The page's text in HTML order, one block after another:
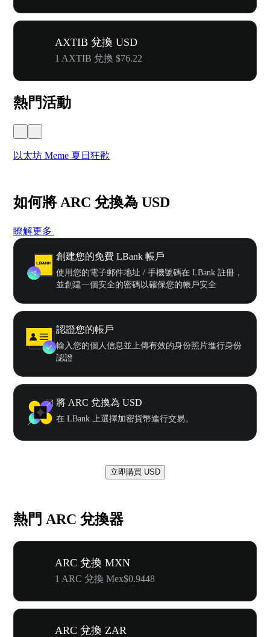
AXTIB 兌換 USD
1 AXTIB 兌換 $76.22
熱門活動
以太坊 Meme 夏日狂歡
如何將 ARC 兌換為 USD
瞭解更多
創建您的免費 LBank 帳戶
使用您的電子郵件地址 / 手機號碼在 LBank 註冊，
並創建一個安全的密碼以確保您的帳戶安全
認證您的帳戶
輸入您的個人信息並上傳有效的身份照片進行身份
認證
將 ARC 兌換為 USD
在 LBank 上選擇加密貨幣進行交易。
立即購買 USD
熱門 ARC 兌換器
ARC 兌換 MXN
1 ARC 兌換 Mex$0.9448
ARC 兌換 ZAR